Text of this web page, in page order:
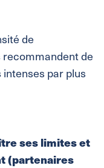
de
recommandent de
intenses par plus
ses limites et
(partenaires